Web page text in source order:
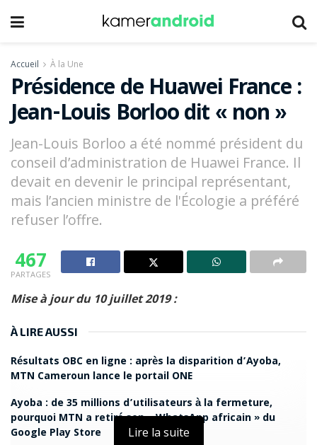
Accueil À la Une
Présidence de Huawei France :
Jean-Louis Borloo dit « non »
Jean-Louis Borloo a été nommé président du
conseil d’administration de Huawei France. Il
devait en devenir le principal représentant,
mais l’ancien ministre de l'Écologie a préféré
refuser l’offre.
467
PARTAGES
Mise à jour du 10 juillet 2019 :
À LIRE AUSSI
Résultats OBC en ligne : après la disparition d’Ayoba,
MTN Cameroun lance le portail ONE
Ayoba : de 35 millions d’utilisateurs à la fermeture,
pourquoi MTN a retiré son « WhatsApp africain » du
Google Play Store
Lire la suite